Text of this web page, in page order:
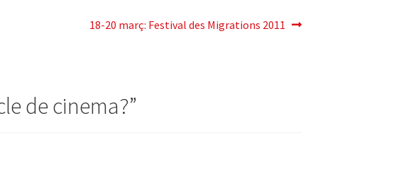
Pròxima
18-20 març: Festival des Migrations 2011
de cinema?”